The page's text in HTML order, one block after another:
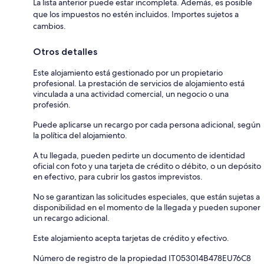
La lista anterior puede estar incompleta. Además, es posible
que los impuestos no estén incluidos. Importes sujetos a
cambios.
Otros detalles
Este alojamiento está gestionado por un propietario
profesional. La prestación de servicios de alojamiento está
vinculada a una actividad comercial, un negocio o una
profesión.
Puede aplicarse un recargo por cada persona adicional, según
la política del alojamiento.
A tu llegada, pueden pedirte un documento de identidad
oficial con foto y una tarjeta de crédito o débito, o un depósito
en efectivo, para cubrir los gastos imprevistos.
No se garantizan las solicitudes especiales, que están sujetas a
disponibilidad en el momento de la llegada y pueden suponer
un recargo adicional.
Este alojamiento acepta tarjetas de crédito y efectivo.
Número de registro de la propiedad IT053014B478EU76C8